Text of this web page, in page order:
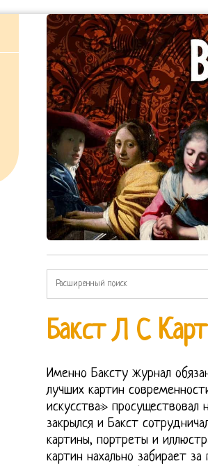
Бакст Л С
Именно Баксту журнал
лучших картин
искусства» просуществовал
закрылся и Бакст
картины, портреты и
картин нахально забирает